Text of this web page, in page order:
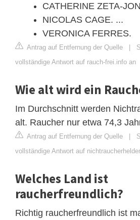
CATHERINE ZETA-
NICOLAS CAGE. ...
VERONICA FERRES.
Antrag auf Entfernung der Quelle |
vollständige Antwort auf rauch-frei.info an
Wie alt wird ein
Im Durchschnitt werden
alt. Raucher nur etwa 74,3
Antrag auf Entfernung der Quelle |
vollständige Antwort auf
Welches Land ist
raucherfreundlich?
Richtig raucherfreundlich ist